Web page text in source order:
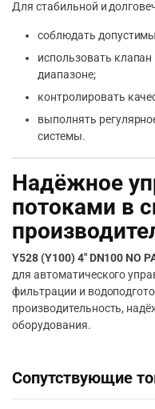
Для стабильной и
соблюдать
использовать
диапазоне;
контролировать
выполнять
системы.
Надёжное
потоками в
Y528 (Y100) 4″ DN100 NO
для автоматического
фильтрации и
производительность,
оборудования.
Сопутствующие